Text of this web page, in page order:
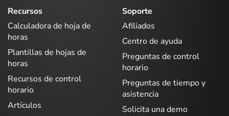
Recursos
Calculadora de hoja de
horas
Plantillas de hojas de
horas
Recursos de control
horario
Artículos
Soporte
Afiliados
Centro de ayuda
Preguntas de control
horario
Preguntas de tiempo y
asistencia
Solicita una demo